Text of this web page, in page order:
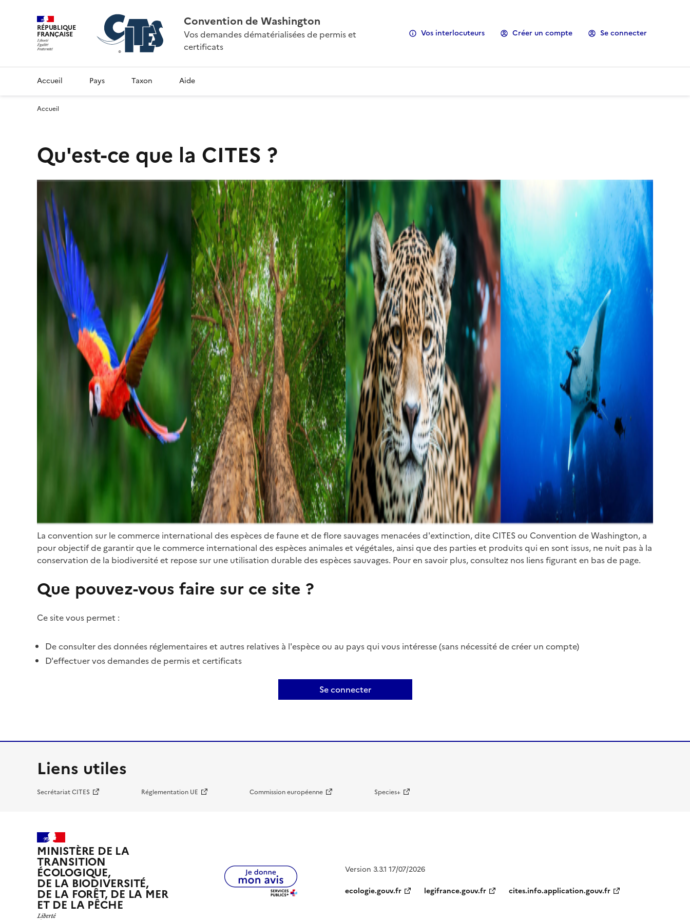
RÉPUBLIQUE
FRANÇAISE
Convention de Washington
Vos demandes dématérialisées de permis et
certificats
Vos interlocuteurs Créer un compte Se connecter
Accueil Pays Taxon Aide
Accueil
Qu'est-ce que la CITES ?
La convention sur le commerce international des espèces de faune et de flore sauvages menacées d'extinction, dite CITES ou Convention de Washington, a
pour objectif de garantir que le commerce international des espèces animales et végétales, ainsi que des parties et produits qui en sont issus, ne nuit pas à la
conservation de la biodiversité et repose sur une utilisation durable des espèces sauvages. Pour en savoir plus, consultez nos liens figurant en bas de page.
Que pouvez-vous faire sur ce site ?
Ce site vous permet :
De consulter des données réglementaires et autres relatives à l'espèce ou au pays qui vous intéresse (sans nécessité de créer un compte)
D'effectuer vos demandes de permis et certificats
Se connecter
Liens utiles
Secrétariat CITES Réglementation UE Commission européenne Species+
MINISTÈRE DE LA
TRANSITION
ÉCOLOGIQUE,
DE LA BIODIVERSITÉ,
DE LA FORÊT, DE LA MER
ET DE LA PÊCHE
Version 3.3.1 17/07/2026
ecologie.gouv.fr
legifrance.gouv.fr cites.info.application.gouv.fr